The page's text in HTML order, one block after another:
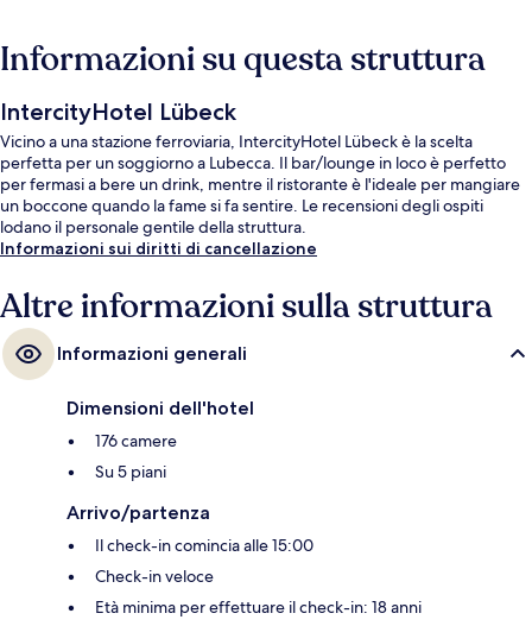
Informazioni su questa struttura
IntercityHotel Lübeck
Vicino a una stazione ferroviaria, IntercityHotel Lübeck è la scelta
perfetta per un soggiorno a Lubecca. Il bar/lounge in loco è perfetto
per fermasi a bere un drink, mentre il ristorante è l'ideale per mangiare
un boccone quando la fame si fa sentire. Le recensioni degli ospiti
lodano il personale gentile della struttura.
Informazioni sui diritti di cancellazione
Altre informazioni sulla struttura
Informazioni generali
Dimensioni dell'hotel
176 camere
Su 5 piani
Arrivo/partenza
Il check-in comincia alle 15:00
Check-in veloce
Età minima per effettuare il check-in: 18 anni